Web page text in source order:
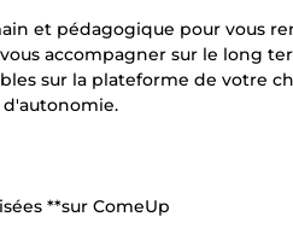
et pédagogique pour vous
accompagner sur le long
sur la plateforme de votre
d'autonomie.
**sur ComeUp